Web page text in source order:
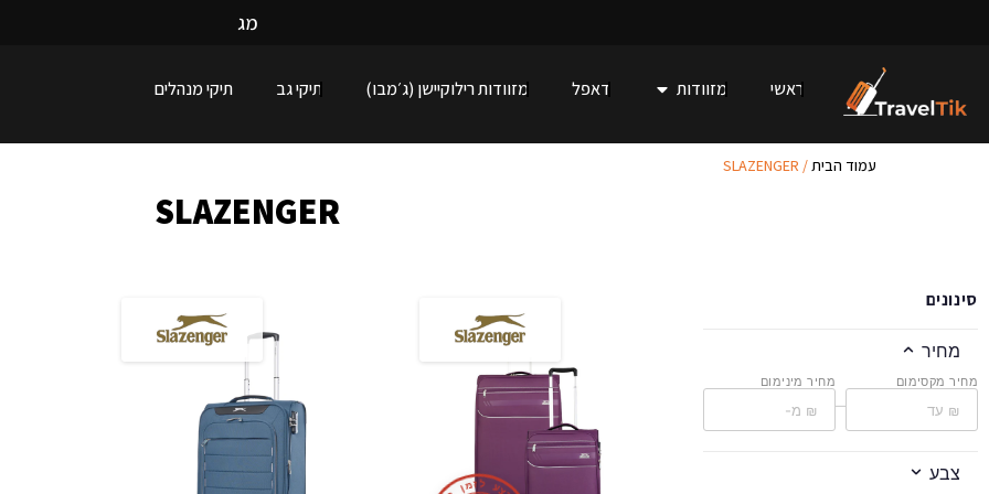
וןע
ראשי מזוודות דאפל מזוודות רילוקיישן (ג׳מבו) תיקי גב תיקי מנהלים
עמוד הבית/ SLAZENGER
SLAZENGER
סינונים
מחיר
מחיר מינימום
–
מחיר מקסימום
צבע
ע ל זמן